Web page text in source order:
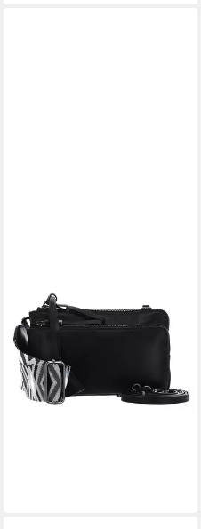
PICARD
Umhängetasche Cross Bag,
aus echtem Rindsleder
ab 112,95 €
lieferbar - in 2-3 Werktagen bei dir